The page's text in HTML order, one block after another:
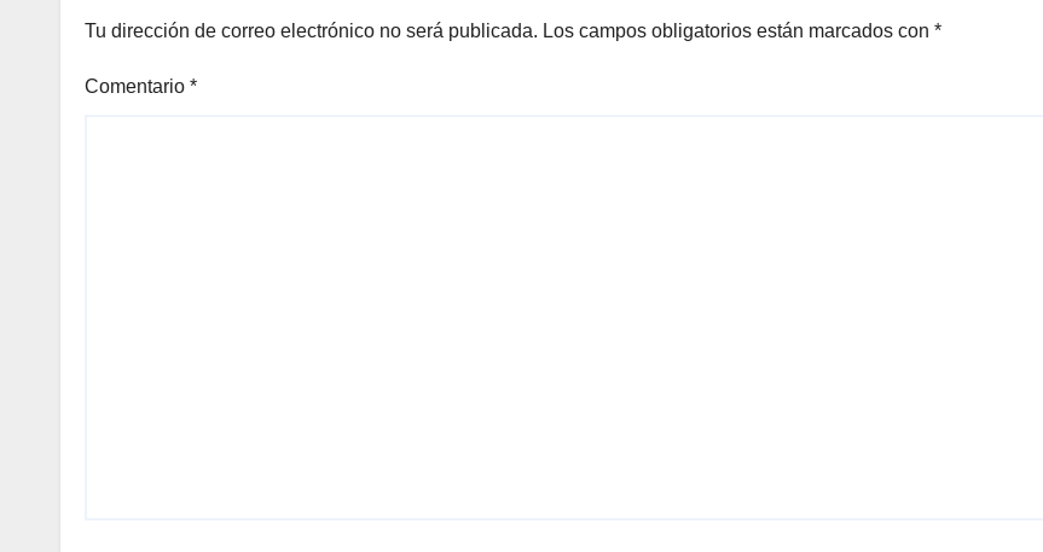
Tu dirección de correo electrónico no será publicada. Los campos obligatorios están marcados con *
Comentario *